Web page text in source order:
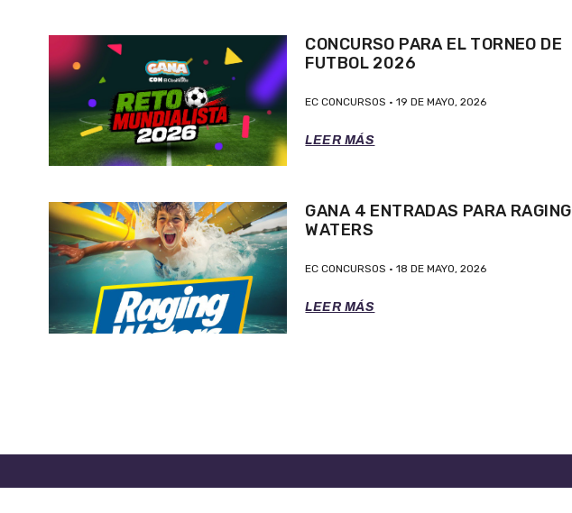
CONCURSO PARA EL TORNEO DE
FUTBOL 2026
EC CONCURSOS 19 DE MAYO, 2026
LEER MÁS
GANA 4 ENTRADAS PARA RAGING
WATERS
EC CONCURSOS 18 DE MAYO, 2026
LEER MÁS